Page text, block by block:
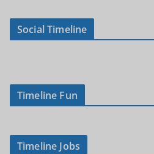
Social Timeline
Timeline Fun
Timeline Jobs